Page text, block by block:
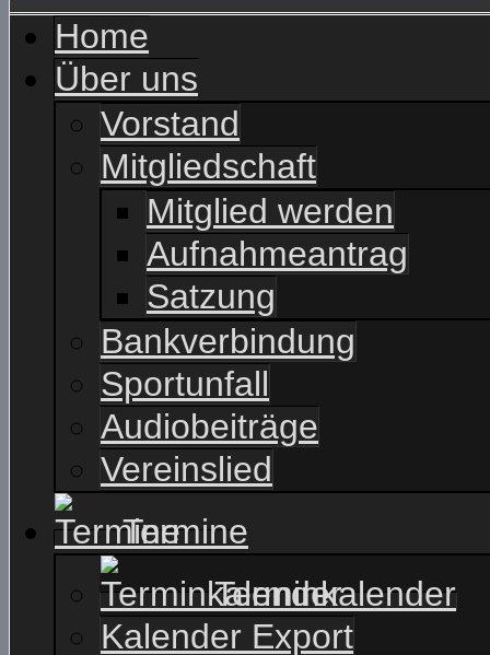
Home
Über uns
Vorstand
Mitgliedschaft
Mitglied werden
Aufnahmeantrag
Satzung
Bankverbindung
Sportunfall
Audiobeiträge
Vereinslied
Termine
Terminkalender
Kalender Export